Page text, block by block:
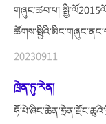
གཞུང་ཚབ་པ།
20230911
ཁྲེན་ཏུ་རེན།